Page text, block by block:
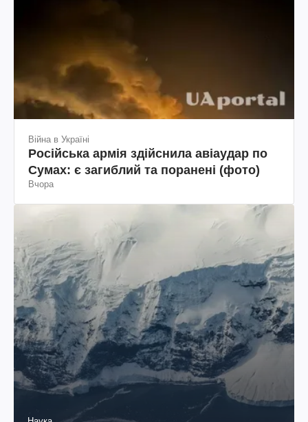
Війна в Україні
Російська армія здійснила авіаудар по
Сумах: є загиблий та поранені (фото)
Вчора